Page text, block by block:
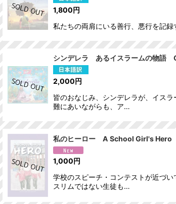
1,800円
私たちの両肩にいる善行、悪行を記
シンデレラ あるイスラームの物語
2,000円
皆のおなじみ、シンデレラが、イス
難にあいながらも、ア…
私のヒーロー A School Girl's Hero
1,000円
学校のスピーチ・コンテストが近づ
スリムではない生徒も…